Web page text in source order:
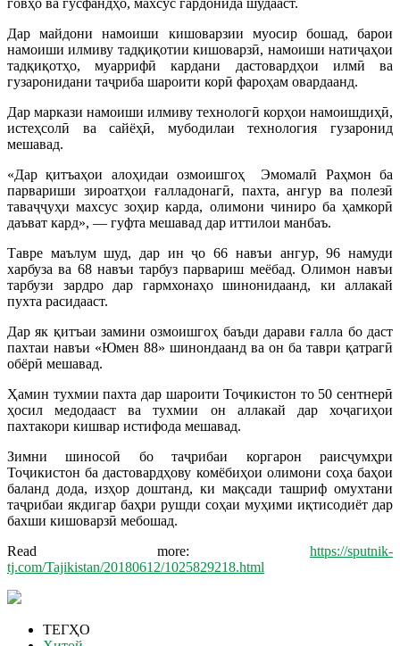
Дар майдони намоиши кишоварзии муосир бошад, барои
намоиши илмиву тадқиқотии кишоварзӣ, намоиши натиҷаҳои
тадқиқотҳо, муаррифӣ кардани дастовардҳои илмӣ ва
гузаронидани таҷриба шароити корӣ фароҳам овардаанд.
Дар маркази намоиши илмиву технологӣ корҳои намоишдиҳӣ,
истеҳсолӣ ва сайёҳӣ, мубодилаи технология гузаронид
мешавад.
«Дар қитъаҳои алоҳидаи озмоишгоҳ Эмомалӣ Раҳмон ба
парвариши зироатҳои ғалладонагӣ, пахта, ангур ва полезӣ
таваҷҷуҳи махсус зоҳир карда, олимони чиниро ба ҳамкорӣ
даъват кард», — гуфта мешавад дар иттилои манбаъ.
Тавре маълум шуд, дар ин ҷо 66 навъи ангур, 96 намуди
харбуза ва 68 навъи тарбуз парвариш меёбад. Олимон навъи
тарбузи зардро дар гармхонаҳо шинонидаанд, ки аллакай
пухта расидааст.
Дар як қитъаи замини озмоишгоҳ баъди дарави ғалла бо даст
пахтаи навъи «Юмен 88» шинондаанд ва он ба таври қатрагӣ
обёрӣ мешавад.
Ҳамин тухмии пахта дар шароити Тоҷикистон то 50 сентнерӣ
ҳосил медодааст ва тухмии он аллакай дар хоҷагиҳои
пахтакори кишвар истифода мешавад.
Зимни шиносоӣ бо таҷрибаи коргарон раисҷумҳри
Тоҷикистон ба дастовардҳову комёбиҳои олимони соҳа баҳои
баланд дода, изҳор доштанд, ки мақсади ташриф омухтани
таҷрибаи якдигар баҳри рушди соҳаи муҳими иқтисодиёт дар
бахши кишоварзӣ мебошад.
Read more: https://sputnik-
tj.com/Tajikistan/20180612/1025829218.html
ТЕГҲО